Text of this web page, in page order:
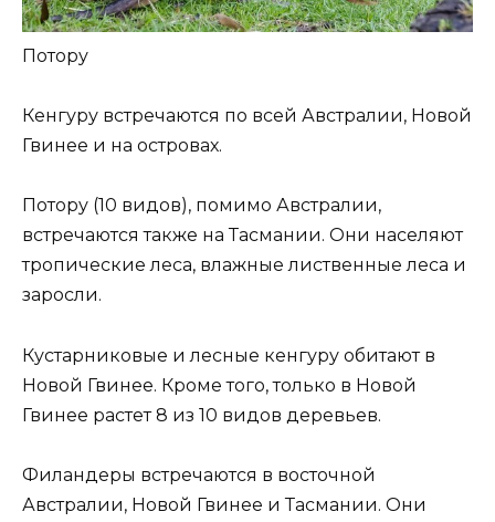
Потору
Кенгуру встречаются по всей Австралии, Новой
Гвинее и на островах.
Потору (10 видов), помимо Австралии,
встречаются также на Тасмании. Они населяют
тропические леса, влажные лиственные леса и
заросли.
Кустарниковые и лесные кенгуру обитают в
Новой Гвинее. Кроме того, только в Новой
Гвинее растет 8 из 10 видов деревьев.
Филандеры встречаются в восточной
Австралии, Новой Гвинее и Тасмании. Они